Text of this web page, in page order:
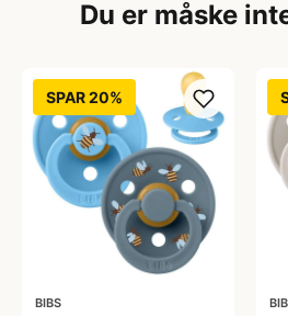
Du er måske
SPAR 20%
BIBS